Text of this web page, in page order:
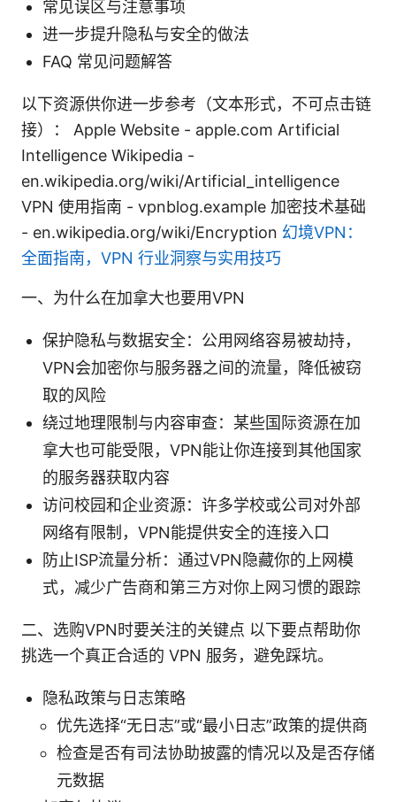
常见误区与注意事项
进一步提升隐私与安全的做法
FAQ 常见问题解答
以下资源供你进一步参考（文本形式，不可点击链
接）： Apple Website - apple.com Artificial
Intelligence Wikipedia -
en.wikipedia.org/wiki/Artificial_intelligence
VPN 使用指南 - vpnblog.example 加密技术基础
- en.wikipedia.org/wiki/Encryption 幻境VPN：
全面指南，VPN 行业洞察与实用技巧
一、为什么在加拿大也要用VPN
保护隐私与数据安全：公用网络容易被劫持，
VPN会加密你与服务器之间的流量，降低被窃
取的风险
绕过地理限制与内容审查：某些国际资源在加
拿大也可能受限，VPN能让你连接到其他国家
的服务器获取内容
访问校园和企业资源：许多学校或公司对外部
网络有限制，VPN能提供安全的连接入口
防止ISP流量分析：通过VPN隐藏你的上网模
式，减少广告商和第三方对你上网习惯的跟踪
二、选购VPN时要关注的关键点 以下要点帮助你
挑选一个真正合适的 VPN 服务，避免踩坑。
隐私政策与日志策略
优先选择“无日志”或“最小日志”政策的提供商
检查是否有司法协助披露的情况以及是否存储
元数据